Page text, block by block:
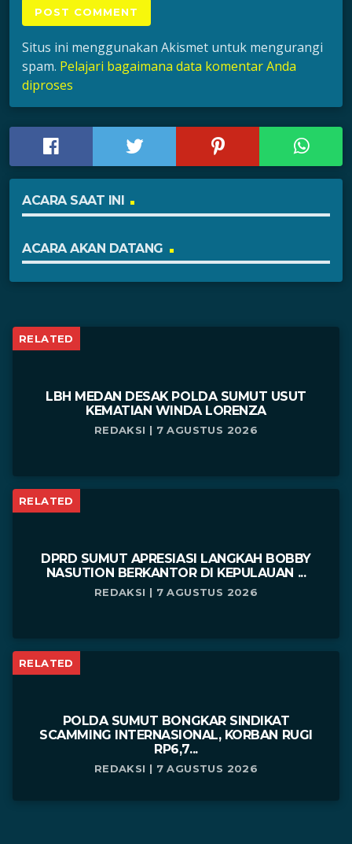
Situs ini menggunakan Akismet untuk mengurangi
spam. Pelajari bagaimana data komentar Anda
diproses
ACARA SAAT INI
ACARA AKAN DATANG
RELATED
LBH MEDAN DESAK POLDA SUMUT USUT
KEMATIAN WINDA LORENZA
REDAKSI | 7 AGUSTUS 2026
RELATED
DPRD SUMUT APRESIASI LANGKAH BOBBY
NASUTION BERKANTOR DI KEPULAUAN ...
REDAKSI | 7 AGUSTUS 2026
RELATED
POLDA SUMUT BONGKAR SINDIKAT
SCAMMING INTERNASIONAL, KORBAN RUGI
RP6,7...
REDAKSI | 7 AGUSTUS 2026